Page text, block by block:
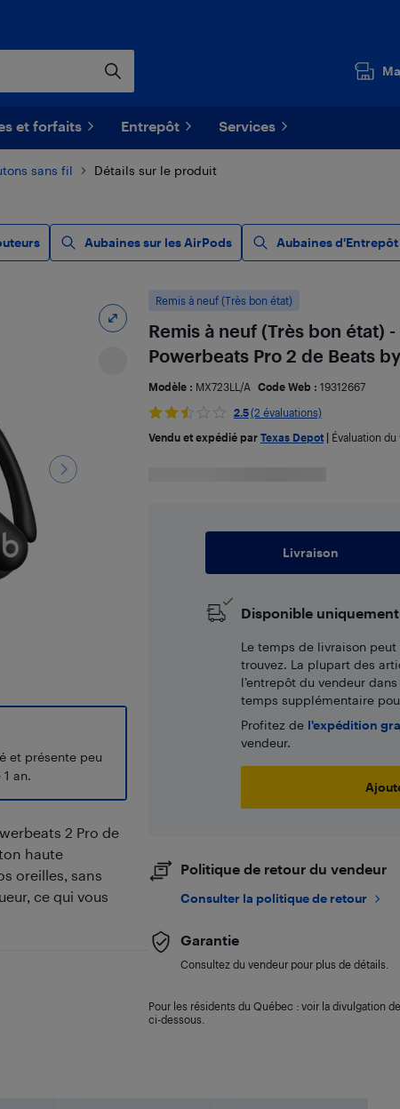
et forfaits Entrepôt Services
sans fil Détails sur le produit
Aubaines sur les AirPods Aubaines d'Entrepôt
et présente peu
an.
2 Pro de
haute
oreilles, sans
ce qui vous
Remis à neuf (Très bon état)
Remis à neuf (Très bon état)
Powerbeats Pro 2 de Beats
Modèle : MX723LL/A Code Web : 19312667
2.5(2 évaluations)
Vendu et expédié par Texas Depot| Évaluation
Livraison
Disponible
Le temps de livraison
trouvez. La plupart des
l’entrepôt du vendeur
temps supplémentaire
Profitez de l'expédition
vendeur.
Politique de retour du vendeur
Consulter la politique de retour
Garantie
Consultez du vendeur pour plus de détails.
Pour les résidents du Québec : voir la divulgation
ci-dessous.